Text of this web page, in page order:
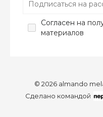
Согласен на
материалов
© 2026 almando
Сделано командой